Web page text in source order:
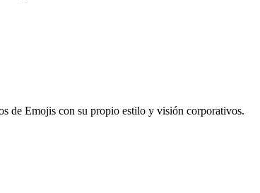
de Emojis con su propio estilo y visión corporativos.